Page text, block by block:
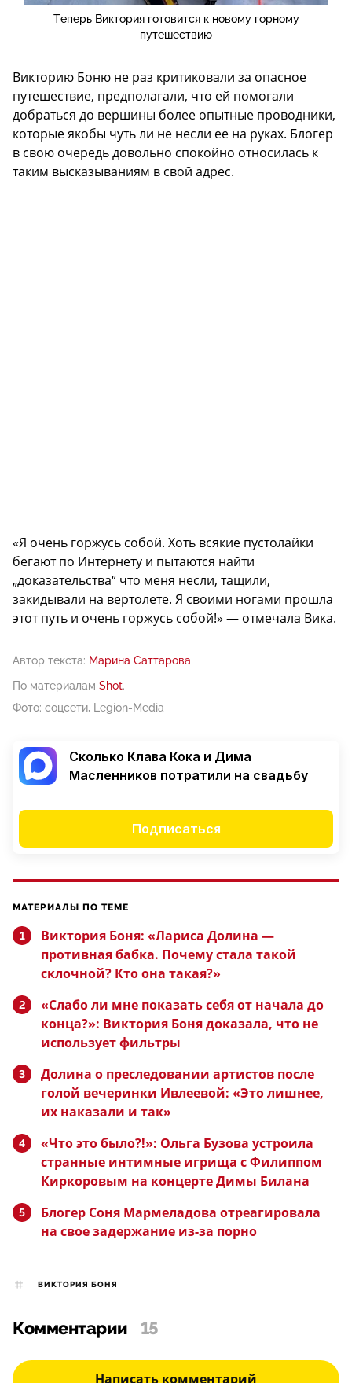
Теперь Виктория готовится к новому горному
путешествию
Викторию Боню не раз критиковали за опасное
путешествие, предполагали, что ей помогали
добраться до вершины более опытные проводники,
которые якобы чуть ли не несли ее на руках. Блогер
в свою очередь довольно спокойно относилась к
таким высказываниям в свой адрес.
«Я очень горжусь собой. Хоть всякие пустолайки
бегают по Интернету и пытаются найти
„доказательства“ что меня несли, тащили,
закидывали на вертолете. Я своими ногами прошла
этот путь и очень горжусь собой!» — отмечала Вика.
Автор текста: Марина Саттарова
По материалам Shot.
Фото: соцсети, Legion-Media
Сколько Клава Кока и Дима
Масленников потратили на свадьбу
Подписаться
МАТЕРИАЛЫ ПО ТЕМЕ
Виктория Боня: «Лариса Долина —
противная бабка. Почему стала такой
склочной? Кто она такая?»
«Слабо ли мне показать себя от начала до
конца?»: Виктория Боня доказала, что не
использует фильтры
Долина о преследовании артистов после
голой вечеринки Ивлеевой: «Это лишнее,
их наказали и так»
«Что это было?!»: Ольга Бузова устроила
странные интимные игрища с Филиппом
Киркоровым на концерте Димы Билана
Блогер Соня Мармеладова отреагировала
на свое задержание из-за порно
ВИКТОРИЯ БОНЯ
Комментарии 15
Написать комментарий